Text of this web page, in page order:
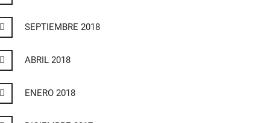
SEPTIEMBRE 2018
ABRIL 2018
ENERO 2018